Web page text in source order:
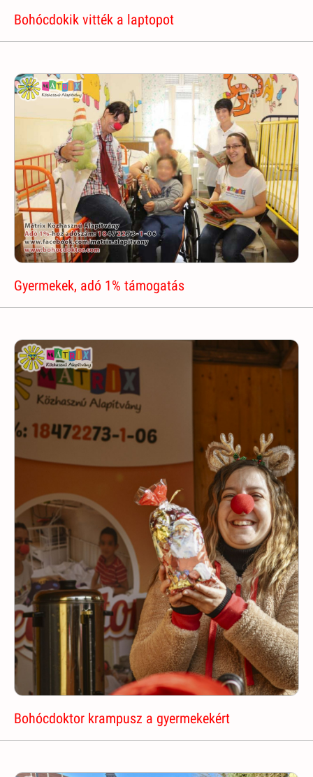
Bohócdokik vitték a laptopot
Gyermekek, adó 1% támogatás
Bohócdoktor krampusz a gyermekekért